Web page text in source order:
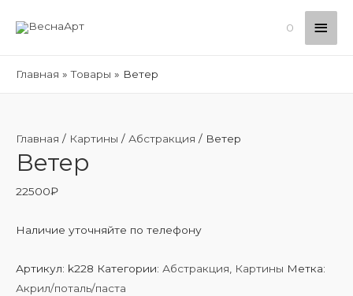
0
Главная Товары Ветер
Главная / Картины / Абстракция / Ветер
Ветер
22500₽
Наличие уточняйте по телефону
Артикул: k228 Категории: Абстракция Картины Метка:
Акрил/поталь/паста